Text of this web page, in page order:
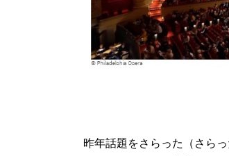
昨年話題をさらった（さら